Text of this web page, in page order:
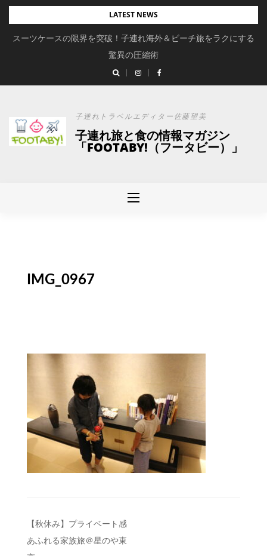
Skip
content
LATEST NEWS
スーツケースの限界を突破！子連れ海外＆ビーチ旅をラクにする
驚異の圧縮術
子連れトラベルエディター佐藤望美
子連れ旅と食の情報マガジン
「FOOTABY!（フータビー）」
IMG_0967
投
稿
【秋休み】プライベート感
あふれる家族旅＠星のや東